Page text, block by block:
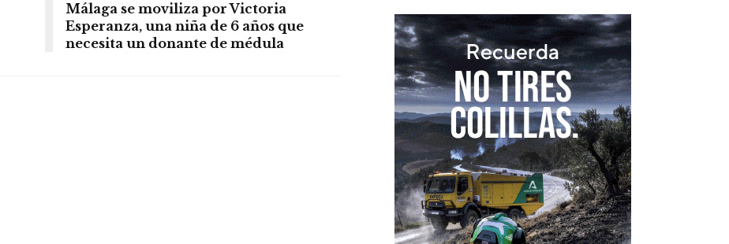
Málaga se moviliza por Victoria
Esperanza, una niña de 6 años que
necesita un donante de médula